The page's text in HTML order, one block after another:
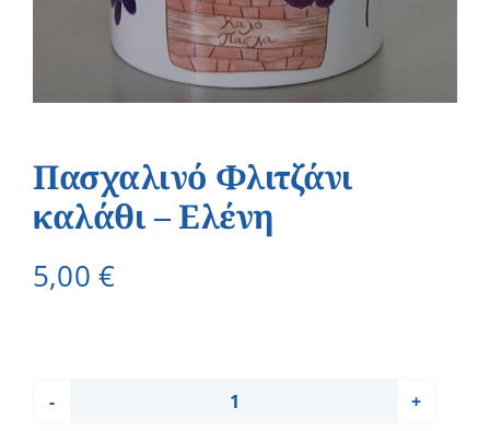
Πασχαλινό Φλιτζάνι
καλάθι – Ελένη
5,00€